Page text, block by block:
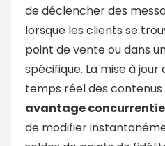
de déclencher des
lorsque les clients se
point de vente ou dans
spécifique. La mise à
temps réel des
avantage
de modifier